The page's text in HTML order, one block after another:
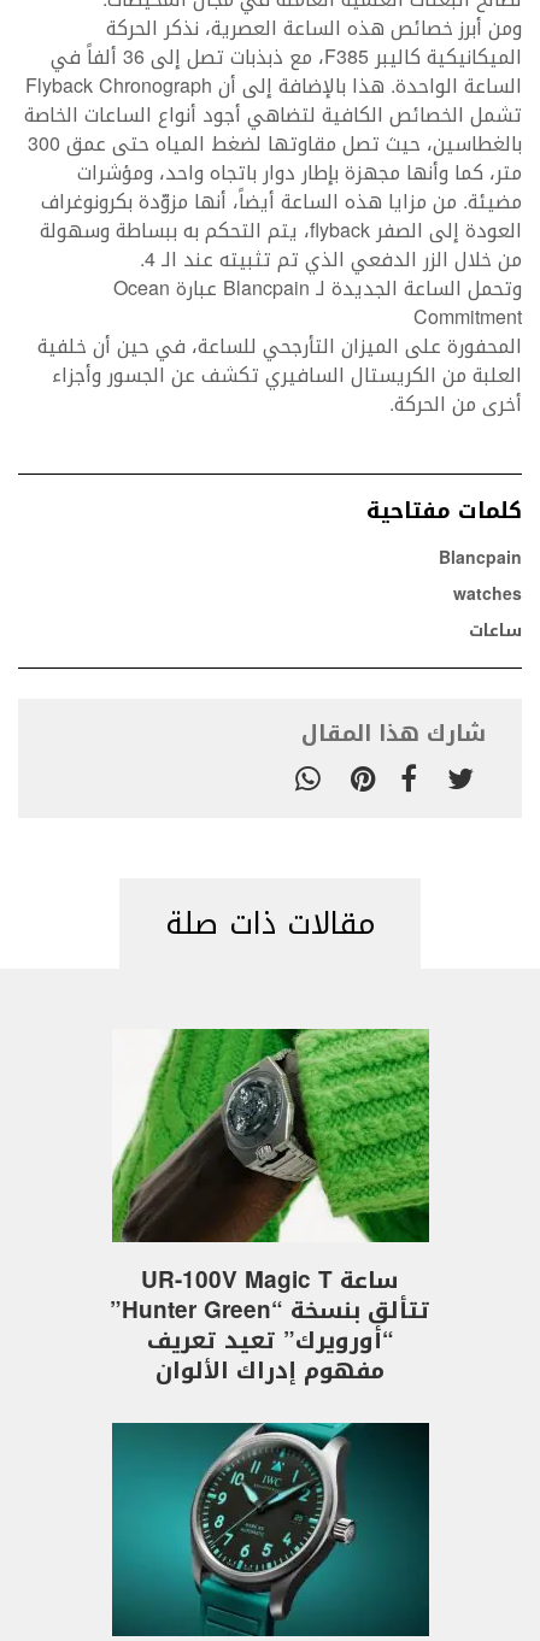
ومن أبرز خصائص هذه الساعة العصرية، نذكر الحركة
الميكانيكية كاليبر F385، مع ذبذبات تصل إلى 36 ألفاً في
الساعة الواحدة. هذا بالإضافة إلى أن Flyback Chronograph
تشمل الخصائص الكافية لتضاهي أجود أنواع الساعات الخاصة
بالغطاسين، حيث تصل مقاوتها لضغط المياه حتى عمق 300
متر، كما وأنها مجهزة بإطار دوار باتجاه واحد، ومؤشرات
مضيئة. من مزايا هذه الساعة أيضاً، أنها مزوّدة بكرونوغراف
العودة إلى الصفر flyback، يتم التحكم به ببساطة وسهولة
من خلال الزر الدفعي الذي تم تثبيته عند الـ 4.
وتحمل الساعة الجديدة لـ Blancpain عبارة Ocean
Commitment
المحفورة على الميزان التأرجحي للساعة، في حين أن خلفية
العلبة من الكريستال السافيري تكشف عن الجسور وأجزاء
أخرى من الحركة.
كلمات مفتاحية
Blancpain
watches
ساعات
شارك هذا المقال
مقالات ذات صلة
ساعة UR-100V Magic T
تتألق بنسخة “Hunter Green”
“أورويرك” تعيد تعريف
مفهوم إدراك الألوان